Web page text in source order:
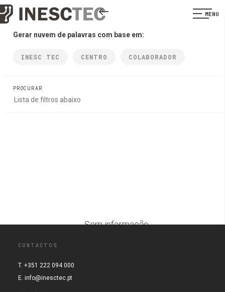
MENU
Gerar nuvem de palavras com base em:
INESC TEC CENTRO COLABORADOR
PROCURAR
Sem informação
CONTACTOS
T. +351 222 094 000
E. info@inesctec.pt